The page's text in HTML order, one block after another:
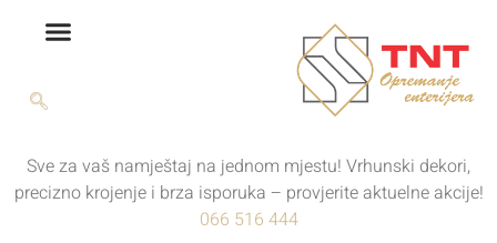
Sve za vaš namještaj na jednom mjestu! Vrhunski dekori,
precizno krojenje i brza isporuka – provjerite aktuelne akcije!
066 516 444